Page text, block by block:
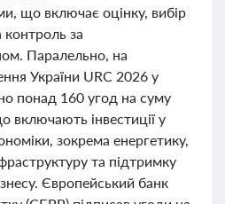
що включає оцінку, вибір
контроль за
Паралельно, на
України URC 2026 у
понад 160 угод на суму
інвестиції у
зокрема енергетику,
та підтримку
Європейський банк